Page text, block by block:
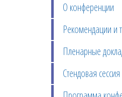
О конференции
Рекомендации и
Пленарные
Стендовая сессия